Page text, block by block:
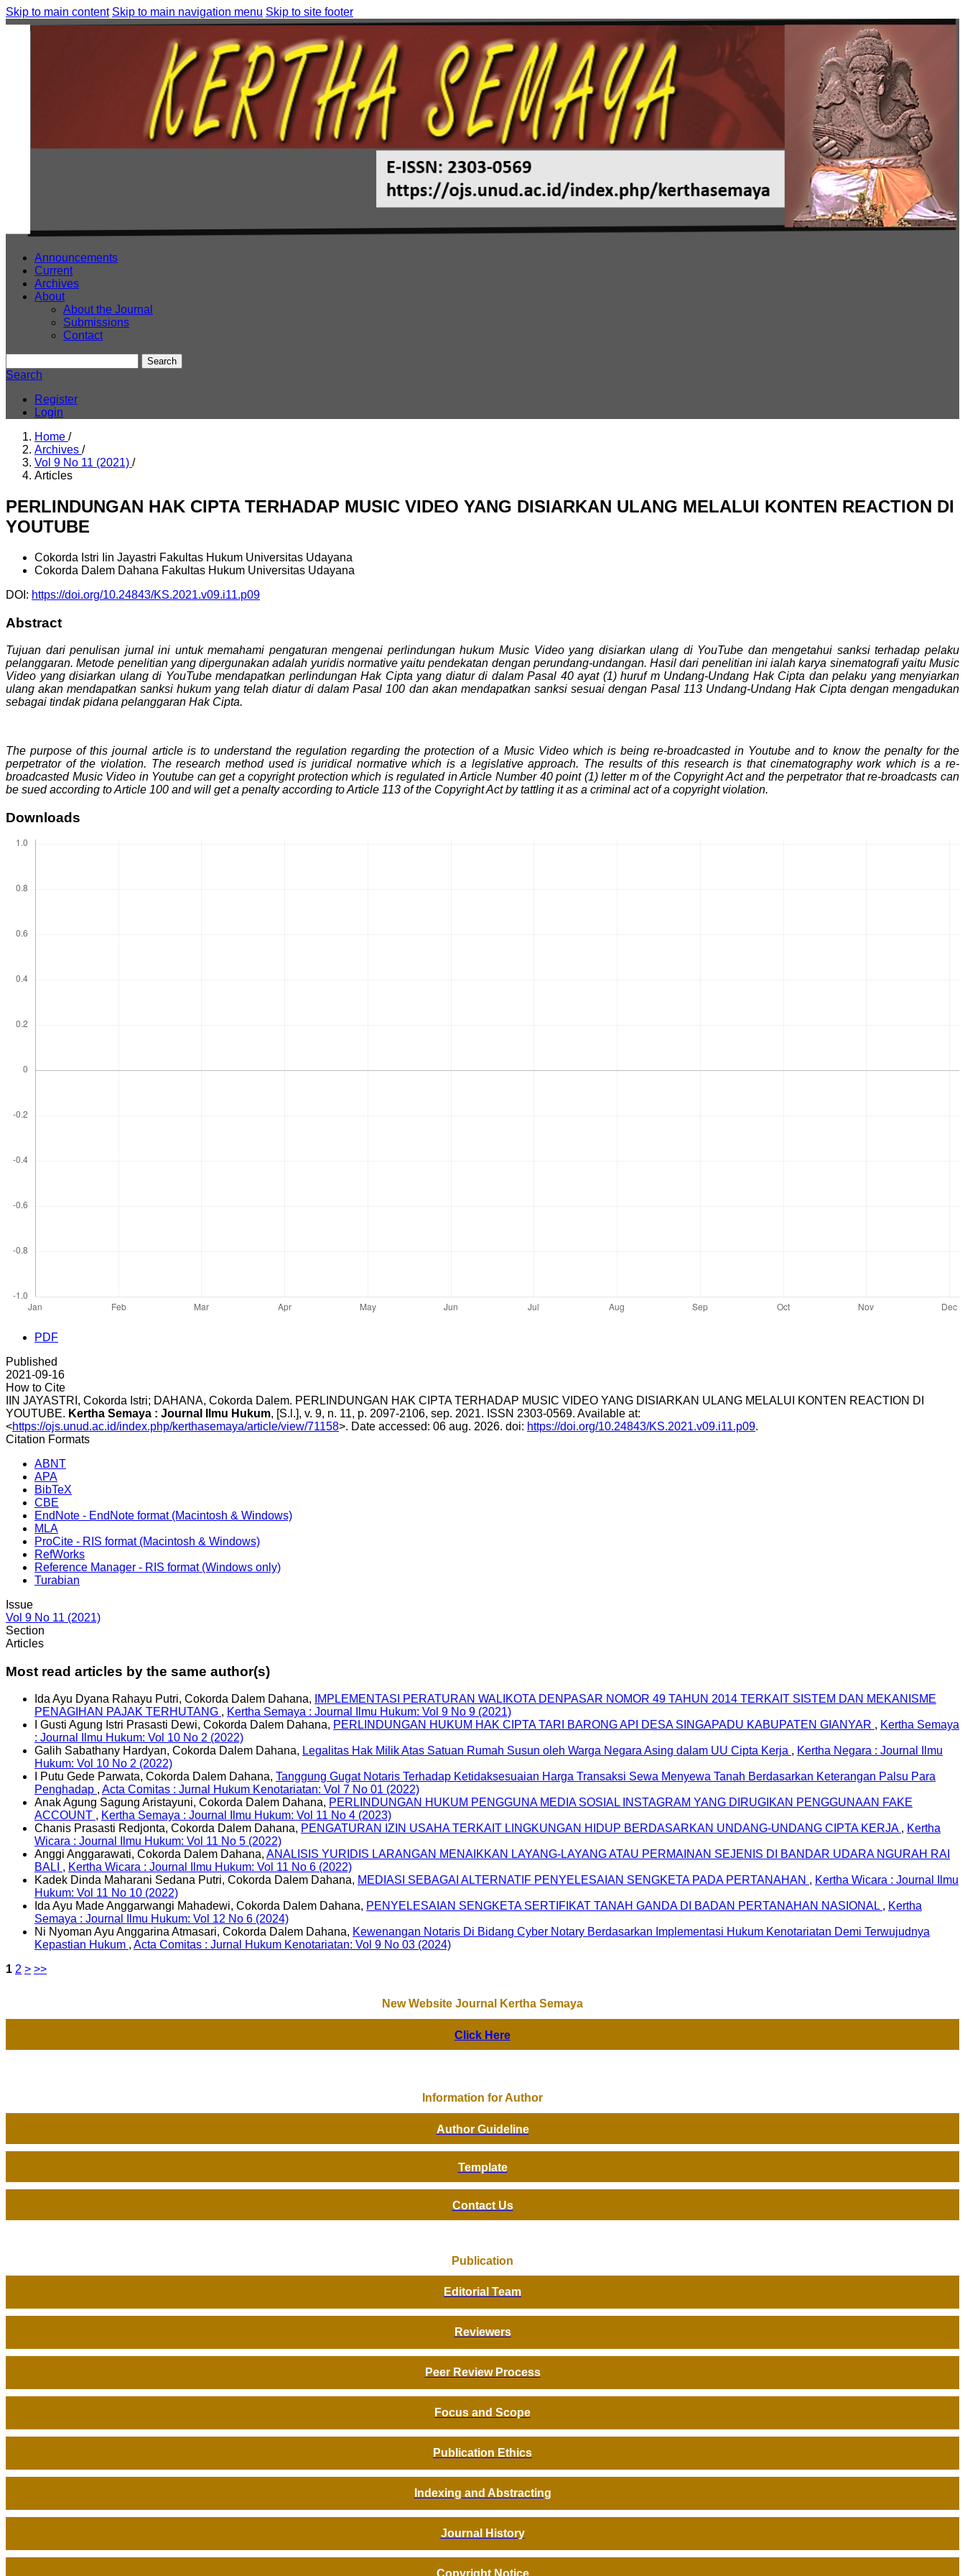
Skip to main content Skip to main navigation menu Skip to site footer
Announcements
Current
Archives
About
About the Journal
Submissions
Contact
Search
Search
Register
Login
Home /
Archives /
Vol 9 No 11 (2021) /
Articles
PERLINDUNGAN HAK CIPTA TERHADAP MUSIC VIDEO YANG DISIARKAN ULANG MELALUI KONTEN REACTION DI
YOUTUBE
Cokorda Istri Iin Jayastri Fakultas Hukum Universitas Udayana
Cokorda Dalem Dahana Fakultas Hukum Universitas Udayana
DOI: https://doi.org/10.24843/KS.2021.v09.i11.p09
Abstract
Tujuan dari penulisan jurnal ini untuk memahami pengaturan mengenai perlindungan hukum Music Video yang disiarkan ulang di YouTube dan mengetahui sanksi terhadap pelaku
pelanggaran. Metode penelitian yang dipergunakan adalah yuridis normative yaitu pendekatan dengan perundang-undangan. Hasil dari penelitian ini ialah karya sinematografi yaitu Music
Video yang disiarkan ulang di YouTube mendapatkan perlindungan Hak Cipta yang diatur di dalam Pasal 40 ayat (1) huruf m Undang-Undang Hak Cipta dan pelaku yang menyiarkan
ulang akan mendapatkan sanksi hukum yang telah diatur di dalam Pasal 100 dan akan mendapatkan sanksi sesuai dengan Pasal 113 Undang-Undang Hak Cipta dengan mengadukan
sebagai tindak pidana pelanggaran Hak Cipta.
The purpose of this journal article is to understand the regulation regarding the protection of a Music Video which is being re-broadcasted in Youtube and to know the penalty for the
perpetrator of the violation. The research method used is juridical normative which is a legislative approach. The results of this research is that cinematography work which is a re-
broadcasted Music Video in Youtube can get a copyright protection which is regulated in Article Number 40 point (1) letter m of the Copyright Act and the perpetrator that re-broadcasts can
be sued according to Article 100 and will get a penalty according to Article 113 of the Copyright Act by tattling it as a criminal act of a copyright violation.
Downloads
PDF
Published
2021-09-16
How to Cite
IIN JAYASTRI, Cokorda Istri; DAHANA, Cokorda Dalem. PERLINDUNGAN HAK CIPTA TERHADAP MUSIC VIDEO YANG DISIARKAN ULANG MELALUI KONTEN REACTION DI
YOUTUBE. Kertha Semaya : Journal Ilmu Hukum, [S.l.], v. 9, n. 11, p. 2097-2106, sep. 2021. ISSN 2303-0569. Available at:
<https://ojs.unud.ac.id/index.php/kerthasemaya/article/view/71158>. Date accessed: 06 aug. 2026. doi: https://doi.org/10.24843/KS.2021.v09.i11.p09.
Citation Formats
ABNT
APA
BibTeX
CBE
EndNote - EndNote format (Macintosh & Windows)
MLA
ProCite - RIS format (Macintosh & Windows)
RefWorks
Reference Manager - RIS format (Windows only)
Turabian
Issue
Vol 9 No 11 (2021)
Section
Articles
Most read articles by the same author(s)
Ida Ayu Dyana Rahayu Putri, Cokorda Dalem Dahana,
IMPLEMENTASI PERATURAN WALIKOTA DENPASAR NOMOR 49 TAHUN 2014 TERKAIT SISTEM DAN MEKANISME
PENAGIHAN PAJAK TERHUTANG , Kertha Semaya : Journal Ilmu Hukum: Vol 9 No 9 (2021)
I Gusti Agung Istri Prasasti Dewi, Cokorda Dalem Dahana, PERLINDUNGAN HUKUM HAK CIPTA TARI BARONG API DESA SINGAPADU KABUPATEN GIANYAR , Kertha Semaya
: Journal Ilmu Hukum: Vol 10 No 2 (2022)
Galih Sabathany Hardyan, Cokorda Dalem Dahana, Legalitas Hak Milik Atas Satuan Rumah Susun oleh Warga Negara Asing dalam UU Cipta Kerja , Kertha Negara : Journal Ilmu
Hukum: Vol 10 No 2 (2022)
I Putu Gede Parwata, Cokorda Dalem Dahana, Tanggung Gugat Notaris Terhadap Ketidaksesuaian Harga Transaksi Sewa Menyewa Tanah Berdasarkan Keterangan Palsu Para
Penghadap , Acta Comitas : Jurnal Hukum Kenotariatan: Vol 7 No 01 (2022)
Anak Agung Sagung Aristayuni, Cokorda Dalem Dahana, PERLINDUNGAN HUKUM PENGGUNA MEDIA SOSIAL INSTAGRAM YANG DIRUGIKAN PENGGUNAAN FAKE
ACCOUNT , Kertha Semaya : Journal Ilmu Hukum: Vol 11 No 4 (2023)
Chanis Prasasti Redjonta, Cokorda Dalem Dahana, PENGATURAN IZIN USAHA TERKAIT LINGKUNGAN HIDUP BERDASARKAN UNDANG-UNDANG CIPTA KERJA , Kertha
Wicara : Journal Ilmu Hukum: Vol 11 No 5 (2022)
Anggi Anggarawati, Cokorda Dalem Dahana, ANALISIS YURIDIS LARANGAN MENAIKKAN LAYANG-LAYANG ATAU PERMAINAN SEJENIS DI BANDAR UDARA NGURAH RAI
BALI , Kertha Wicara : Journal Ilmu Hukum: Vol 11 No 6 (2022)
Kadek Dinda Maharani Sedana Putri, Cokorda Dalem Dahana, MEDIASI SEBAGAI ALTERNATIF PENYELESAIAN SENGKETA PADA PERTANAHAN , Kertha Wicara : Journal Ilmu
Hukum: Vol 11 No 10 (2022)
Ida Ayu Made Anggarwangi Mahadewi, Cokorda Dalem Dahana, PENYELESAIAN SENGKETA SERTIFIKAT TANAH GANDA DI BADAN PERTANAHAN NASIONAL , Kertha
Semaya : Journal Ilmu Hukum: Vol 12 No 6 (2024)
Ni Nyoman Ayu Anggarina Atmasari, Cokorda Dalem Dahana, Kewenangan Notaris Di Bidang Cyber Notary Berdasarkan Implementasi Hukum Kenotariatan Demi Terwujudnya
Kepastian Hukum , Acta Comitas : Jurnal Hukum Kenotariatan: Vol 9 No 03 (2024)
1 2 > >>
New Website Journal Kertha Semaya
Click Here
Information for Author
Author Guideline
Template
Contact Us
Publication
Editorial Team
Reviewers
Peer Review Process
Focus and Scope
Publication Ethics
Indexing and Abstracting
Journal History